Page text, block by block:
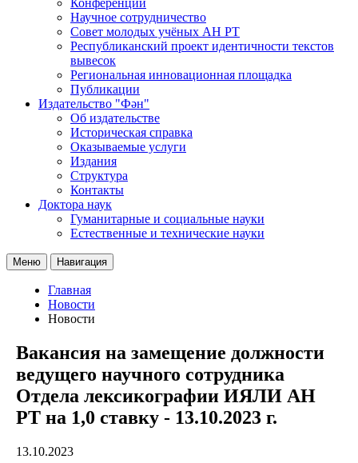
Научное сотрудничество
Совет молодых учёных АН РТ
Республиканский проект идентичности текстов
вывесок
Региональная инновационная площадка
Публикации
Издательство "Фән"
Об издательстве
Историческая справка
Оказываемые услуги
Издания
Структура
Контакты
Доктора наук
Гуманитарные и социальные науки
Естественные и технические науки
Меню Навигация
Главная
Новости
Новости
Вакансия на замещение должности
ведущего научного сотрудника
Отдела лексикографии ИЯЛИ АН
РТ на 1,0 ставку - 13.10.2023 г.
13.10.2023